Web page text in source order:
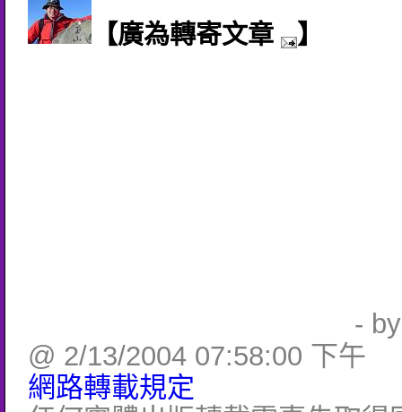
【廣為轉寄文章
】
-
@ 2/13/2004 07:58:00 下午
網路轉載規定